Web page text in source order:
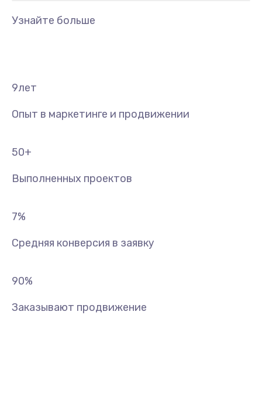
Узнайте больше
9лет
Опыт в маркетинге и продвижении
50+
Выполненных проектов
7%
Средняя конверсия в заявку
90%
Заказывают продвижение